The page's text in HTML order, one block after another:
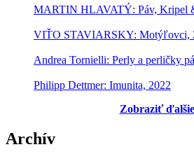
MARTIN HLAVATÝ: Páv, Kripel
VIŤO STAVIARSKY: Motýľovci,
Andrea Tornielli: Perly a perličky
Philipp Dettmer: Imunita, 2022
Zobraziť ďalšie
Archív